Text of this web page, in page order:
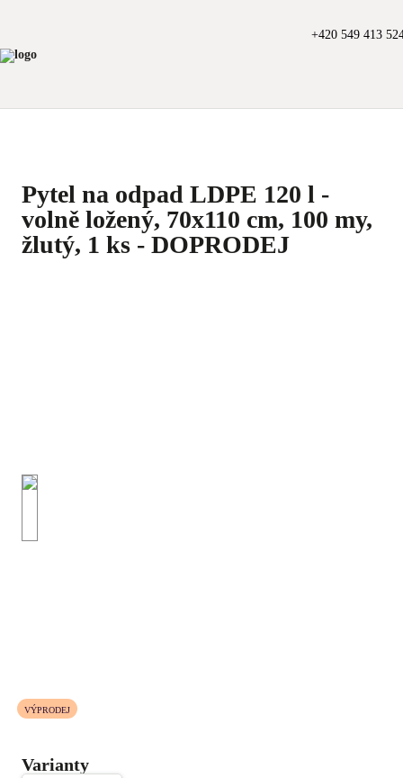
+420 549 413
Pytel na odpad LDPE 120 l -
volně ložený, 70x110 cm, 100 my,
žlutý, 1 ks - DOPRODEJ
VÝPRODEJ
Varianty